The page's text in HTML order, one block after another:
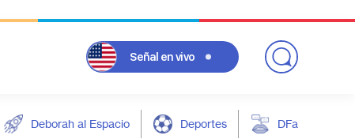
Señal en vivo
Deborah al Espacio Deportes DFarándula